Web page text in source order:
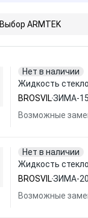
Выбор ARMTEK
Нет в наличии
Жидкость
BROSVILЗИМА-
Возможные
Нет в наличии
Жидкость
BROSVILЗИМА-
Возможные